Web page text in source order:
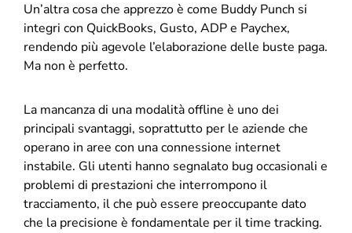
Un’altra cosa che apprezzo è come Buddy Punch si
integri con QuickBooks, Gusto, ADP e Paychex,
rendendo più agevole l’elaborazione delle buste paga.
Ma non è perfetto.
La mancanza di una modalità offline è uno dei
principali svantaggi, soprattutto per le aziende che
operano in aree con una connessione internet
instabile. Gli utenti hanno segnalato bug occasionali e
problemi di prestazioni che interrompono il
tracciamento, il che può essere preoccupante dato
che la precisione è fondamentale per il time tracking.